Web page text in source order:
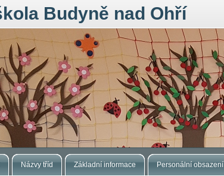
Budyně nad Ohří
Názvy tříd Základní informace Personální obsazení